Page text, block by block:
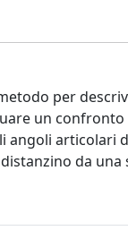
per
un
articolari
da